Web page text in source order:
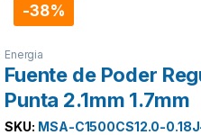
-38%
Energia
Fuente de Poder
Punta 2.1mm 1.7mm
SKU: MSA-C1500CS12.0-